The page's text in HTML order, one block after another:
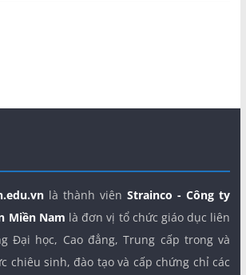
là thành viênStrainco - Công ty
Miền Nam là đơn vị tổ chức giáo dục liên
Đại học, Cao đẳng, Trung cấp trong và
chiêu sinh, đào tạo và cấp chứng chỉ các